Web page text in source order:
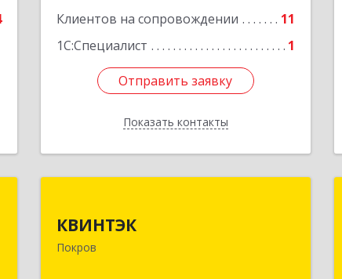
Клиентов на сопровождении
11
1С:Специалист
1
Отправить заявку
Показать контакты
Отправить заявку
Назад
КВИНТЭК
Покров